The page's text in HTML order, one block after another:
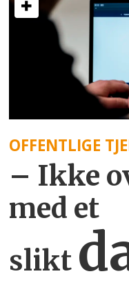
OFFENTLIGE
– Ikke
med et
slikt